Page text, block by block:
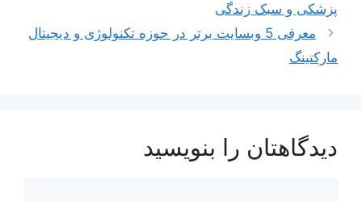
پزشکی و سبک زندگی
معرفی 5 وبسایت برتر در حوزه تکنولوژی و دیجیتال
مارکتینگ
دیدگاهتان را بنویسید